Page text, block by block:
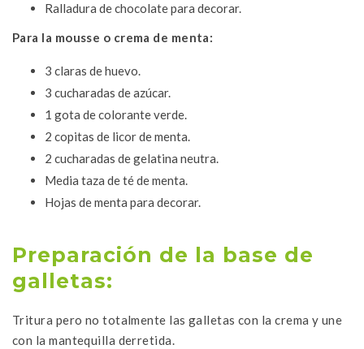
Ralladura de chocolate para decorar.
Para la mousse o crema de menta:
3 claras de huevo.
3 cucharadas de azúcar.
1 gota de colorante verde.
2 copitas de licor de menta.
2 cucharadas de gelatina neutra.
Media taza de té de menta.
Hojas de menta para decorar.
Preparación de la base de
galletas:
Tritura pero no totalmente las galletas con la crema y une
con la mantequilla derretida.